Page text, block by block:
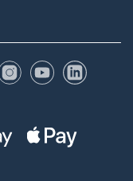
Instagram
YouTube